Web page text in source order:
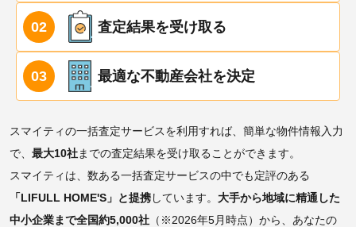
査定結果を受け取る
最適な不動産会社を決定
スマイティの一括査定サービスを利用すれば、簡単な物件情報入力
で、 最大10社までの査定結果を受け取ることができます。
スマイティは、数ある一括査定サービスの中でも定評のある
「LIFULL HOME'S」と提携しています。 大手から地域に精通した
中小企業まで全国約5,000社 （※2026年5月時点）から、あなたの